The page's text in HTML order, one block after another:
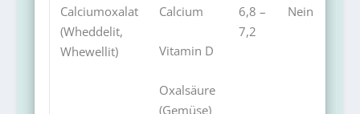
Calciumoxalat
(Wheddelit,
Whewellit)
Calcium
Vitamin D
Oxalsäure
(Gemüse)
6,8 –
7,2
Nein